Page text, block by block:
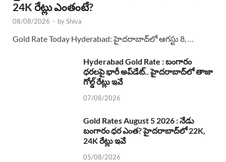
24K రేట్లు ఎంతంటే?
08/08/2026 - byShiva
Gold Rate Today Hyderabad: హైదరాబాద్‌లో ఆగస్టు 8, …
Hyderabad Gold Rate : బంగారం
ధరలపై భారీ అప్‌డేట్.. హైదరాబాద్‌లో తాజా
గోల్డ్ రేట్లు ఇవే
07/08/2026
Gold Rates August 5 2026 : నేడు
బంగారం ధర ఎంత? హైదరాబాద్‌లో 22K,
24K రేట్లు ఇవే
05/08/2026